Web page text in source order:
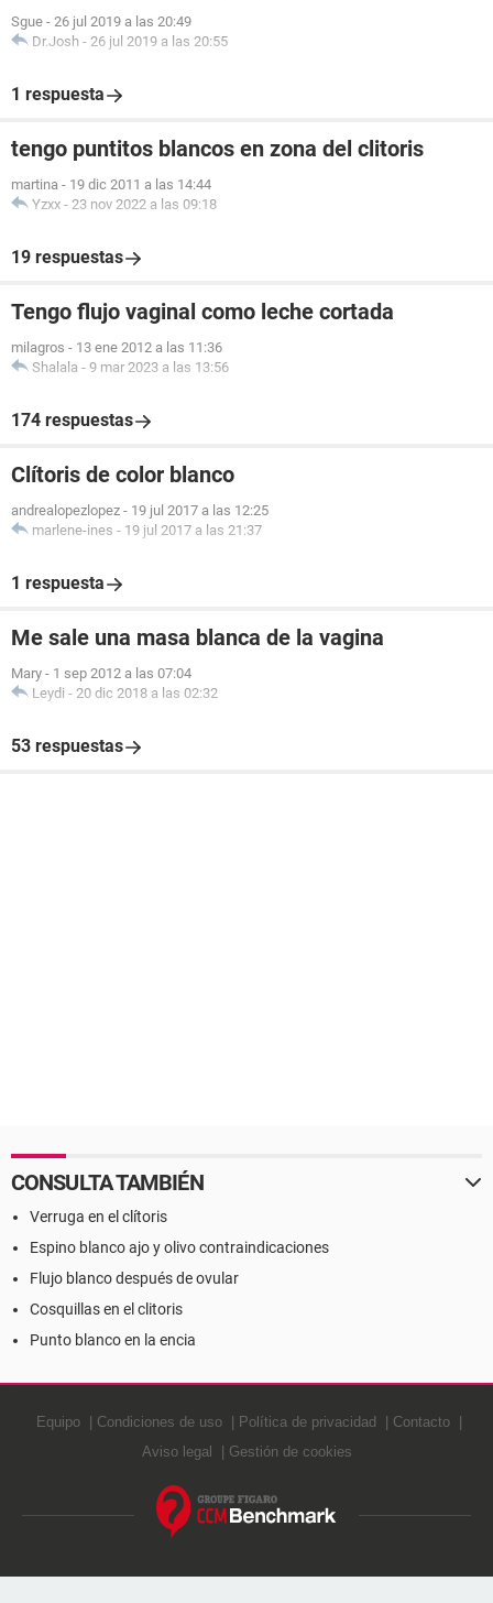
Sgue - 26 jul 2019 a las 20:49
Dr.Josh - 26 jul 2019 a las 20:55
1 respuesta
tengo puntitos blancos en zona del clitoris
martina - 19 dic 2011 a las 14:44
Yzxx - 23 nov 2022 a las 09:18
19 respuestas
Tengo flujo vaginal como leche cortada
milagros - 13 ene 2012 a las 11:36
Shalala - 9 mar 2023 a las 13:56
174 respuestas
Clítoris de color blanco
andrealopezlopez - 19 jul 2017 a las 12:25
marlene-ines - 19 jul 2017 a las 21:37
1 respuesta
Me sale una masa blanca de la vagina
Mary - 1 sep 2012 a las 07:04
Leydi - 20 dic 2018 a las 02:32
53 respuestas
CONSULTA TAMBIÉN
Verruga en el clítoris
Espino blanco ajo y olivo contraindicaciones
Flujo blanco después de ovular
Cosquillas en el clitoris
Punto blanco en la encia
Equipo Condiciones de uso Política de privacidad
Contacto
Aviso legal
Gestión de cookies